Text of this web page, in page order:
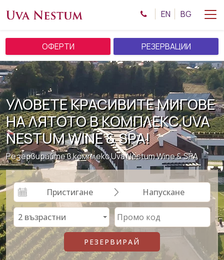
EN BG
ОФЕРТИ РЕЗЕРВАЦИИ
УЛОВЕТЕ КРАСИВИТЕ МИГОВЕ
НА ЛЯТОТО В КОМПЛЕКС UVA
NESTUM WINE & SPA!
Резервирайте в комплекс Uva Nestum Wine & SPA